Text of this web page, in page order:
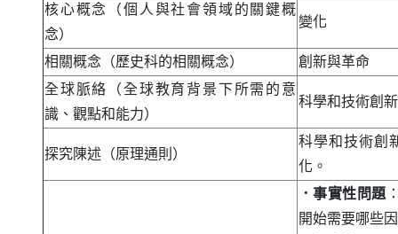
核心概念（個人與社會領域的關鍵概
念）
變化
相關概念（歷史科的相關概念）
創新與革命
全球脈絡（全球教育背景下所需的意
識、觀點和能力）
科學和技術創新
探究陳述（原理通則）
科學和技術創
化。
．事實性問題
開始需要哪些